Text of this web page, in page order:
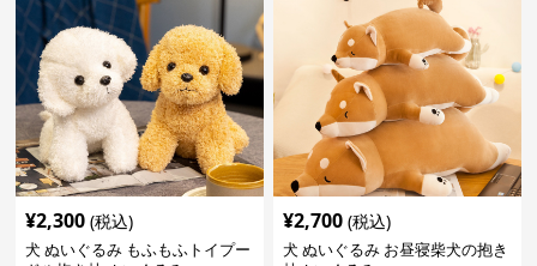
¥2,300 (税込)
犬 ぬいぐるみ もふもふトイプー
¥2,700 (税込)
犬 ぬいぐるみ お昼寝柴犬の抱き